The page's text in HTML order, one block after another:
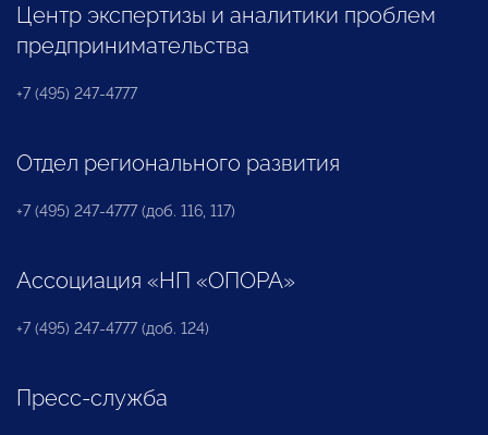
Центр экспертизы и аналитики проблем
предпринимательства
+7 (495) 247-4777
Отдел регионального развития
+7 (495) 247-4777 (доб. 116, 117)
Ассоциация «НП «ОПОРА»
+7 (495) 247-4777 (доб. 124)
Пресс-служба